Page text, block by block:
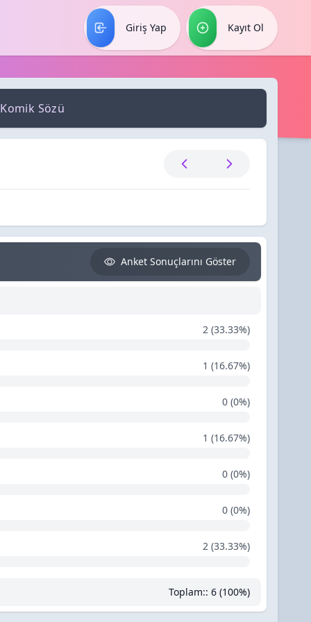
Giriş Yap Kayıt Ol
Sözü
Anket Sonuçlarını Göster
2 (33.33%)
1 (16.67%)
0 (0%)
1 (16.67%)
0 (0%)
0 (0%)
2 (33.33%)
Toplam:: 6 (100%)